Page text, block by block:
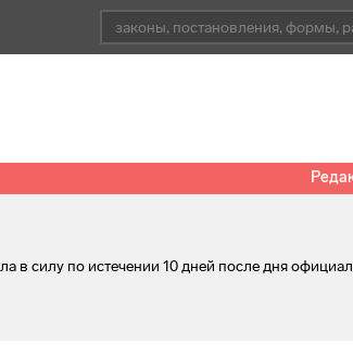
в силу по истечении 10 дней после дня